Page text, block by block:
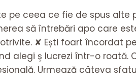
pe ceea ce fie de spus alte
să întrebări apo care
✘ Ești foart încordat
alegi ş lucrezi într-o roată.
Urmează câteva